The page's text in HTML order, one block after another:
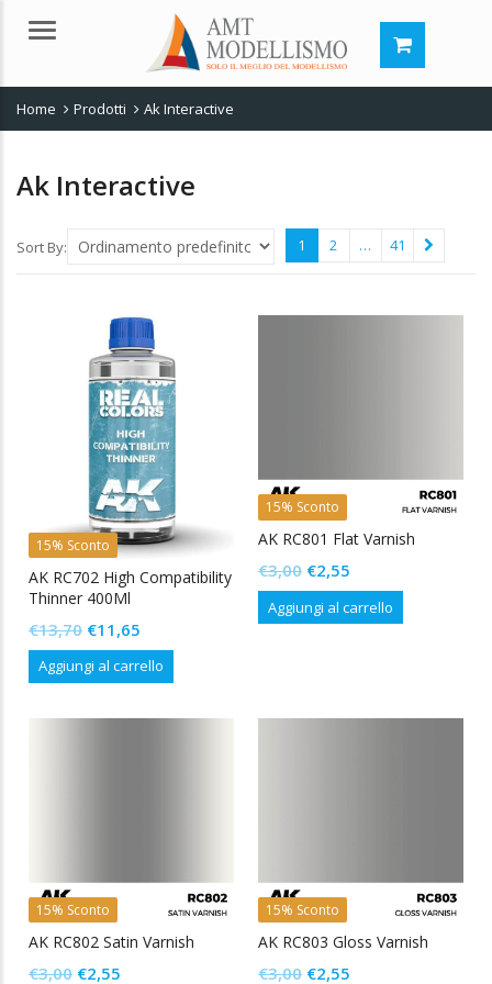
Menu
Home Prodotti Ak Interactive
Ak Interactive
Sort By: 1 2 … 41
15% Sconto
AK RC702 High Compatibility
Thinner 400Ml
€13,70 Il
prezzo
originale
€11,65
prezzo
attuale
Aggiungi al carrello
15% Sconto
AK RC801 Flat Varnish
€3,00 Il
prezzo
originale
€2,55
prezzo
attuale
Aggiungi al carrello
15% Sconto
AK RC802 Satin Varnish
€3,00 Il
€2,55
15% Sconto
AK RC803 Gloss Varnish
€3,00 Il
€2,55